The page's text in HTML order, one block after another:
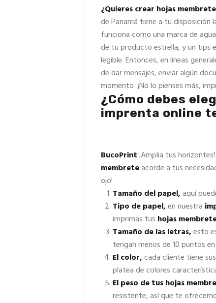
¿Quieres crear hojas
de Panamá tiene a tu disposición
funciona como una marca de
de tu producto estrella, y un tips
legible. Entonces, en líneas
de dar mensajes, enviar algún
momento ¡No lo pienses más,
¿Cómo debes
imprenta online
BucoPrint¡Amplia tus
membreteacorde a tus
ojo!
Tamaño del papel,aquí
Tipo de papel,en nuestra
imprimas tus hojas
Tamaño de las letras,esto
tengan menos de 10 puntos
El color,cada cliente tiene
platea de colores
El peso de tus hojas
resistente, así que te